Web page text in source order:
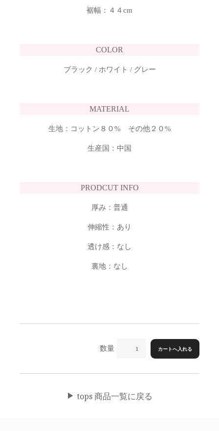
裾幅：４４cm
COLOR
ブラック / ホワイト / グレー
MATERIAL
生地：コットン８０% その他２０%
生産国：中国
PRODCUT INFO
厚み：普通
伸縮性：あり
透け感：なし
裏地：なし
tops 商品一覧に戻る
数量